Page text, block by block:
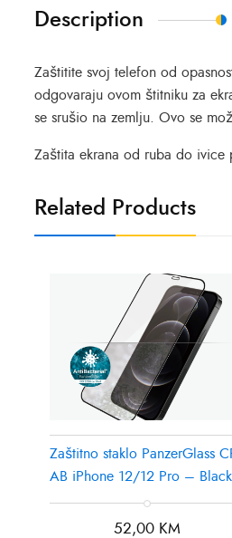
Description
Zaštitite svoj telefon od
odgovaraju ovom štitniku za
se srušio na zemlju. Ovo se
Zaštita ekrana od ruba do ivice
Related Products
Zaštitno staklo PanzerGlass
AB iPhone 12/12 Pro – Black
52,00 KM